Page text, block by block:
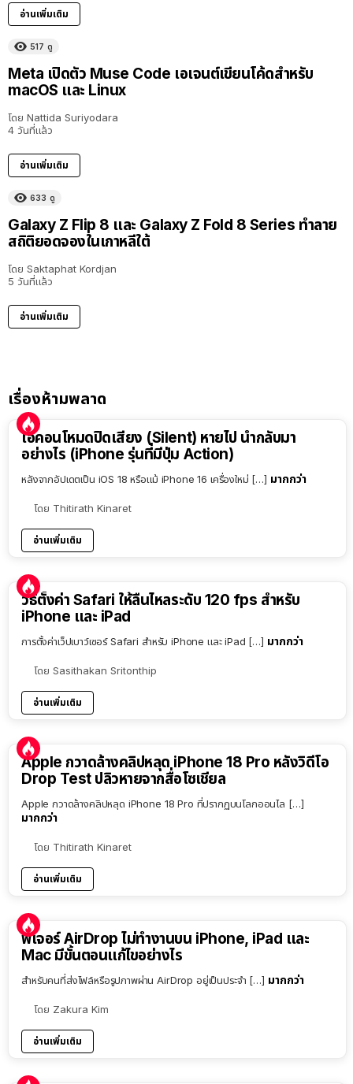
อ่านเพิ่มเติม
517 ดู
Meta เปิดตัว Muse Code เอเจนต์เขียนโค้ดสำหรับ
macOS และ Linux
โดย Nattida Suriyodara
4 วันที่แล้ว
อ่านเพิ่มเติม
633 ดู
Galaxy Z Flip 8 และ Galaxy Z Fold 8 Series ทำลาย
สถิติยอดจองในเกาหลีใต้
โดย Saktaphat Kordjan
5 วันที่แล้ว
อ่านเพิ่มเติม
เรื่องห้ามพลาด
ไอคอนโหมดปิดเสียง (Silent) หายไป นำกลับมา
อย่างไร (iPhone รุ่นที่มีปุ่ม Action)
หลังจากอัปเดตเป็น iOS 18 หรือแม้ iPhone 16 เครื่องใหม่ […] มากกว่า
โดย Thitirath Kinaret
อ่านเพิ่มเติม
วิธีตั้งค่า Safari ให้ลื่นไหลระดับ 120 fps สำหรับ
iPhone และ iPad
การตั้งค่าเว็ปเบาว์เซอร์ Safari สำหรับ iPhone และ iPad […] มากกว่า
โดย Sasithakan Sritonthip
อ่านเพิ่มเติม
Apple กวาดล้างคลิปหลุด iPhone 18 Pro หลังวิดีโอ
Drop Test ปลิวหายจากสื่อโซเชียล
Apple กวาดล้างคลิปหลุด iPhone 18 Pro ที่ปรากฏบนโลกออนไล […]
มากกว่า
โดย Thitirath Kinaret
อ่านเพิ่มเติม
ฟีเจอร์ AirDrop ไม่ทำงานบน iPhone, iPad และ
Mac มีขั้นตอนแก้ไขอย่างไร
สำหรับคนที่ส่งไฟล์หรือรูปภาพผ่าน AirDrop อยู่เป็นประจำ […] มากกว่า
โดย Zakura Kim
อ่านเพิ่มเติม